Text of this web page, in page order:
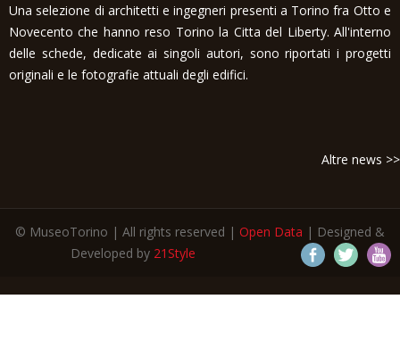
Una selezione di architetti e ingegneri presenti a Torino fra Otto e
Novecento che hanno reso Torino la Citta del Liberty. All'interno
delle schede, dedicate ai singoli autori, sono riportati i progetti
originali e le fotografie attuali degli edifici.
Altre news >>
© MuseoTorino | All rights reserved | Open Data | Designed &
Developed by 21Style